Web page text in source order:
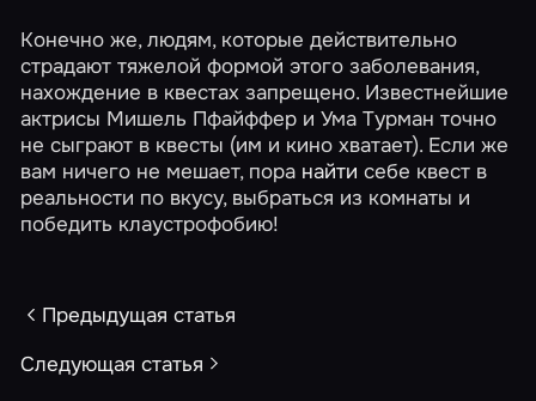
Конечно же, людям, которые действительно
страдают тяжелой формой этого заболевания,
нахождение в квестах запрещено. Известнейшие
актрисы Мишель Пфайффер и Ума Турман точно
не сыграют в квесты (им и кино хватает). Если же
вам ничего не мешает, пора найти себе квест в
реальности по вкусу, выбраться из комнаты и
победить клаустрофобию!
Предыдущая статья
Следующая статья